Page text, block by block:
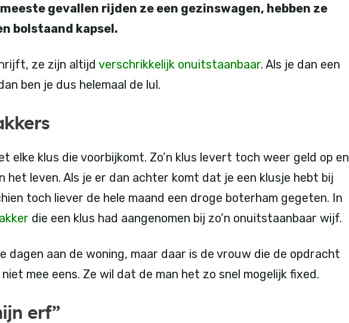
gevallen rijden ze een gezinswagen, hebben ze
bolstaand kapsel.
ze zijn altijd verschrikkelijk onuitstaanbaar. Als je dan een
ben je dus helemaal de lul.
elke klus die voorbijkomt. Zo’n klus levert toch weer geld op en
het leven. Als je er dan achter komt dat je een klusje hebt bij
toch liever de hele maand een droge boterham gegeten. In
die een klus had aangenomen bij zo’n onuitstaanbaar wijf.
dagen aan de woning, maar daar is de vrouw die de opdracht
mee eens. Ze wil dat de man het zo snel mogelijk fixed.
erf”